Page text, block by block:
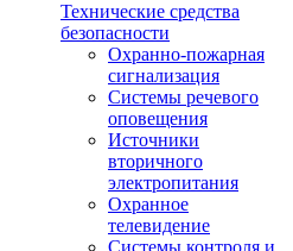
Технические средства
безопасности
Охранно-пожарная
сигнализация
Системы речевого
оповещения
Источники
вторичного
электропитания
Охранное
телевидение
Системы контроля и